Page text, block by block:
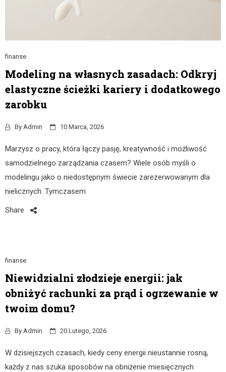
finanse
Modeling na własnych zasadach: Odkryj
elastyczne ścieżki kariery i dodatkowego
zarobku
By Admin 10 Marca, 2026
Marzysz o pracy, która łączy pasję, kreatywność i możliwość
samodzielnego zarządzania czasem? Wiele osób myśli o
modelingu jako o niedostępnym świecie zarezerwowanym dla
nielicznych. Tymczasem
Share
finanse
Niewidzialni złodzieje energii: jak
obniżyć rachunki za prąd i ogrzewanie w
twoim domu?
By Admin 20 Lutego, 2026
W dzisiejszych czasach, kiedy ceny energii nieustannie rosną,
każdy z nas szuka sposobów na obniżenie miesięcznych